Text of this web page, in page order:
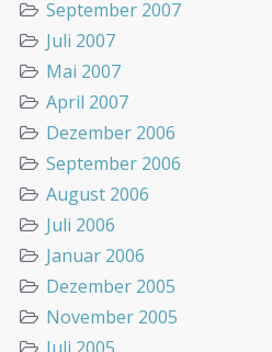
September 2007
Juli 2007
Mai 2007
April 2007
Dezember 2006
September 2006
August 2006
Juli 2006
Januar 2006
Dezember 2005
November 2005